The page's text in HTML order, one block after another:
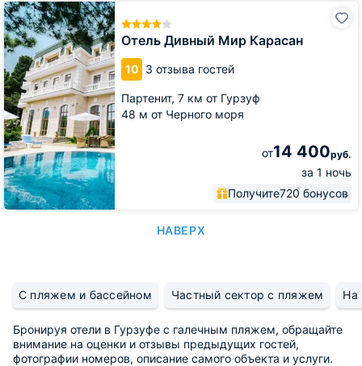
Отель Дивный Мир Карасан
10 3 отзыва гостей
Партенит, 7 км от Гурзуф
48 м от Черного моря
от14 400руб.
за 1 ночь
Получите720 бонусов
Отель
Дивный
Мир
Карасан
НАВЕРХ
С пляжем и бассейном Частный сектор с пляжем На
Бронируя отели в Гурзуфе с галечным пляжем, обращайте
внимание на оценки и отзывы предыдущих гостей,
фотографии номеров, описание самого объекта и услуги.